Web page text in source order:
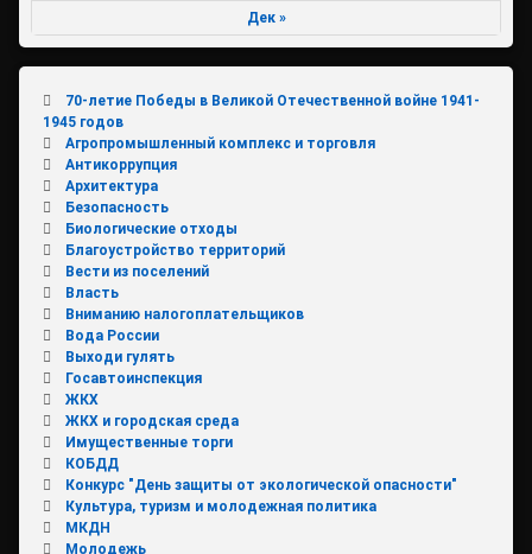
Дек »
70-летие Победы в Великой Отечественной войне 1941-
1945 годов
Агропромышленный комплекс и торговля
Антикоррупция
Архитектура
Безопасность
Биологические отходы
Благоустройство территорий
Вести из поселений
Власть
Вниманию налогоплательщиков
Вода России
Выходи гулять
Госавтоинспекция
ЖКХ
ЖКХ и городская среда
Имущественные торги
КОБДД
Конкурс "День защиты от экологической опасности"
Культура, туризм и молодежная политика
МКДН
Молодежь